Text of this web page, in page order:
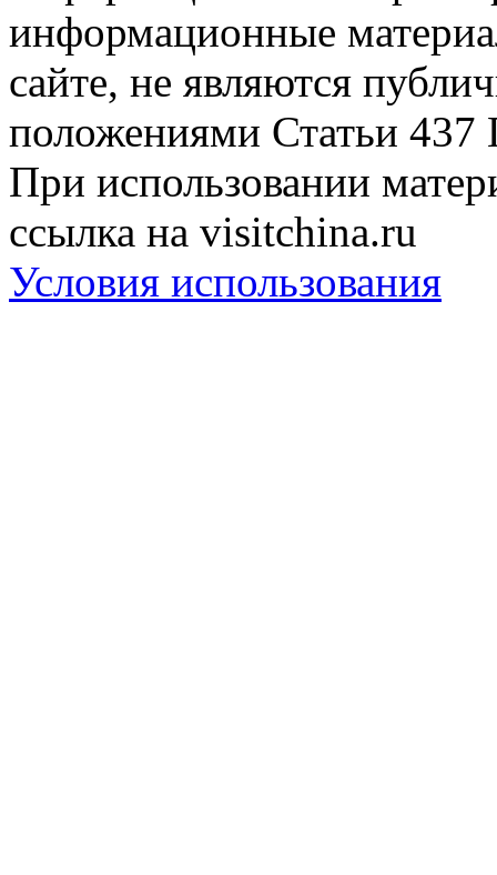
информационные
сайте, не являются
положениями Статьи 437
При использовании
ссылка на visitchina.ru
Условия использования